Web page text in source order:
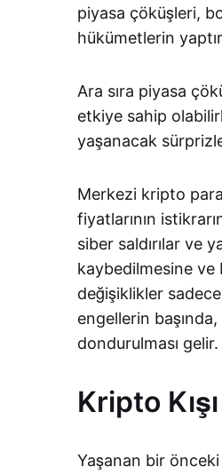
piyasa çöküşleri,
hükümetlerin
Ara sıra piyasa
etkiye sahip
yaşanacak
Merkezi kripto
fiyatlarının
siber saldırılar ve
kaybedilmesine ve
değişiklikler sadece
engellerin
dondurulması gelir.
Kripto
Yaşanan bir önceki